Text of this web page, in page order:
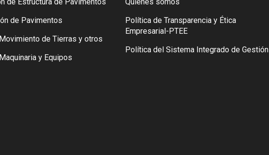
de Pavimentos
de Tierras y otros
y Equipos
Política de Transparencia y Ética
Empresarial-PTEE
Política del Sistema Integrado de Gestión